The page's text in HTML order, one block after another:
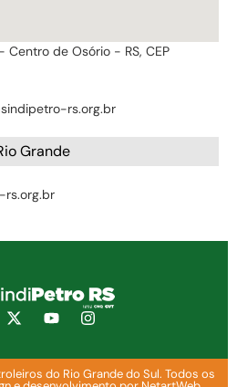
Centro de Osório - RS, CEP
rs.org.br
Grande
rs.org.br
do Rio Grande do Sul. Todos os